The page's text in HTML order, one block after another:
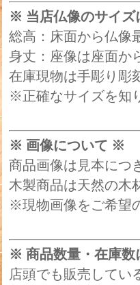
※ 当店仏像のサイ
総高：床面から仏像
身丈：座像は座面か
在庫現物は手彫り彫
※正確なサイズを知
※ 画像について ※
商品画像は見本につ
木製商品は天然の木
※現物画像をご希望
※ 商品数量・在庫
店頭でも販売してい